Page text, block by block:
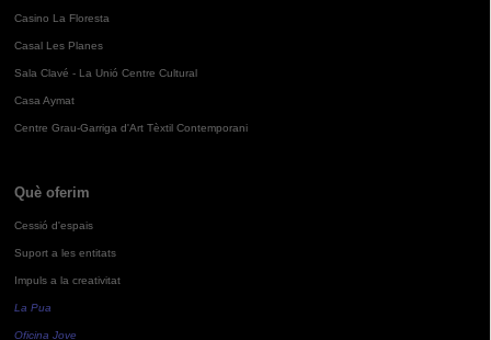
Casino La Floresta
Casal Les Planes
Sala Clavé - La Unió Centre Cultural
Casa Aymat
Centre Grau-Garriga d'Art Tèxtil Contemporani
Què oferim
Cessió d'espais
Suport a les entitats
Impuls a la creativitat
La Pua
Oficina Jove